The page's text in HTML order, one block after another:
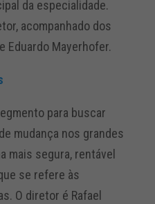
da especialidade.
acompanhado dos
Eduardo Mayerhofer.
para buscar
mudança nos grandes
mais segura, rentável
se refere às
O diretor é Rafael